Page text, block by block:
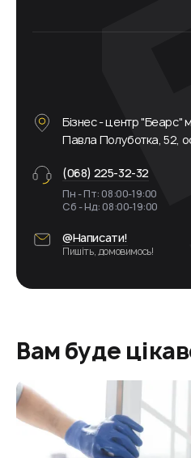
Бізнес - центр "Беарс"
Павла Полуботка, 52,
(068) 225-32-32
Пн - Пт: 08:00-19:00
Сб - Нд: 08:00-19:00
@Написати!
Пишіть, домовимось!
Вам буде